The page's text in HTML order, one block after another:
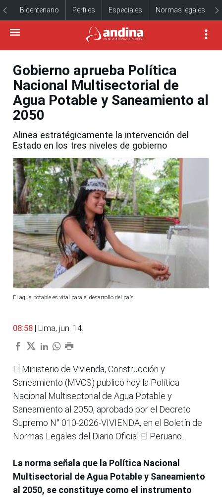
Bicentenario Perfiles Especiales Normas legales
Gobierno aprueba Política
Nacional Multisectorial de
Agua Potable y Saneamiento al
2050
Alinea estratégicamente la intervención del
Estado en los tres niveles de gobierno
El agua potable es vital para el desarrollo del país.
08:58 | Lima, jun. 14.
El Ministerio de Vivienda, Construcción y
Saneamiento (MVCS) publicó hoy la Política
Nacional Multisectorial de Agua Potable y
Saneamiento al 2050, aprobado por el Decreto
Supremo N° 010-2026-VIVIENDA, en el Boletín de
Normas Legales del Diario Oficial El Peruano.
La norma señala que la Política Nacional
Multisectorial de Agua Potable y Saneamiento
al 2050, se constituye como el instrumento